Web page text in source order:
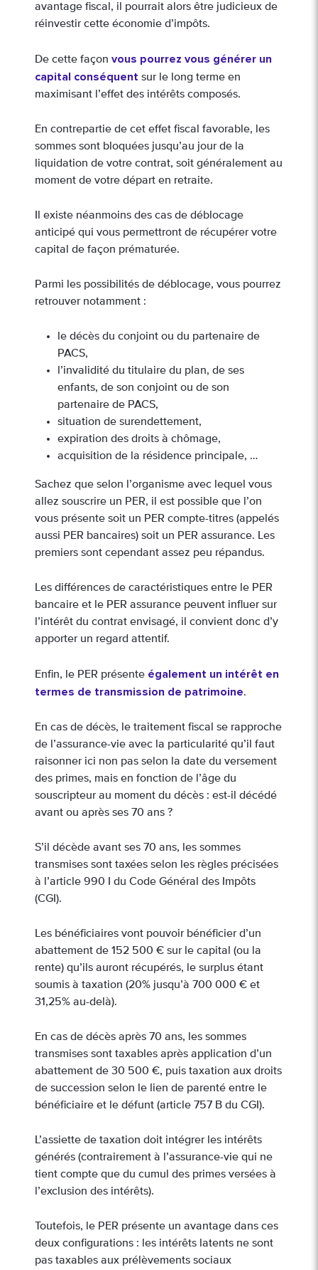
avantage fiscal, il pourrait alors être judicieux de
réinvestir cette économie d’impôts.
De cette façon vous pourrez vous générer un
capital conséquent sur le long terme en
maximisant l’effet des intérêts composés.
En contrepartie de cet effet fiscal favorable, les
sommes sont bloquées jusqu’au jour de la
liquidation de votre contrat, soit généralement au
moment de votre départ en retraite.
Il existe néanmoins des cas de déblocage
anticipé qui vous permettront de récupérer votre
capital de façon prématurée.
Parmi les possibilités de déblocage, vous pourrez
retrouver notamment :
le décès du conjoint ou du partenaire de
PACS,
l’invalidité du titulaire du plan, de ses
enfants, de son conjoint ou de son
partenaire de PACS,
situation de surendettement,
expiration des droits à chômage,
acquisition de la résidence principale, …
Sachez que selon l’organisme avec lequel vous
allez souscrire un PER, il est possible que l’on
vous présente soit un PER compte-titres (appelés
aussi PER bancaires) soit un PER assurance. Les
premiers sont cependant assez peu répandus.
Les différences de caractéristiques entre le PER
bancaire et le PER assurance peuvent influer sur
l’intérêt du contrat envisagé, il convient donc d’y
apporter un regard attentif.
Enfin, le PER présente également un intérêt en
termes de transmission de patrimoine.
En cas de décès, le traitement fiscal se rapproche
de l’assurance-vie avec la particularité qu’il faut
raisonner ici non pas selon la date du versement
des primes, mais en fonction de l’âge du
souscripteur au moment du décès : est-il décédé
avant ou après ses 70 ans ?
S’il décède avant ses 70 ans, les sommes
transmises sont taxées selon les règles précisées
à l’article 990 I du Code Général des Impôts
(CGI).
Les bénéficiaires vont pouvoir bénéficier d’un
abattement de 152 500 € sur le capital (ou la
rente) qu’ils auront récupérés, le surplus étant
soumis à taxation (20% jusqu’à 700 000 € et
31,25% au-delà).
En cas de décès après 70 ans, les sommes
transmises sont taxables après application d’un
abattement de 30 500 €, puis taxation aux droits
de succession selon le lien de parenté entre le
bénéficiaire et le défunt (article 757 B du CGI).
L’assiette de taxation doit intégrer les intérêts
générés (contrairement à l’assurance-vie qui ne
tient compte que du cumul des primes versées à
l’exclusion des intérêts).
Toutefois, le PER présente un avantage dans ces
deux configurations : les intérêts latents ne sont
pas taxables aux prélèvements sociaux